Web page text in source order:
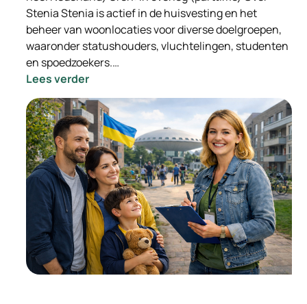
Stenia Stenia is actief in de huisvesting en het
beheer van woonlocaties voor diverse doelgroepen,
waaronder statushouders, vluchtelingen, studenten
en spoedzoekers.…
Lees verder:
-
INGEVULD-
HR-
medewerker